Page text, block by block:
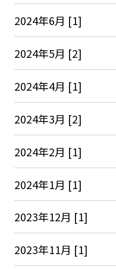
2024年6月 [1]
2024年5月 [2]
2024年4月 [1]
2024年3月 [2]
2024年2月 [1]
2024年1月 [1]
2023年12月 [1]
2023年11月 [1]